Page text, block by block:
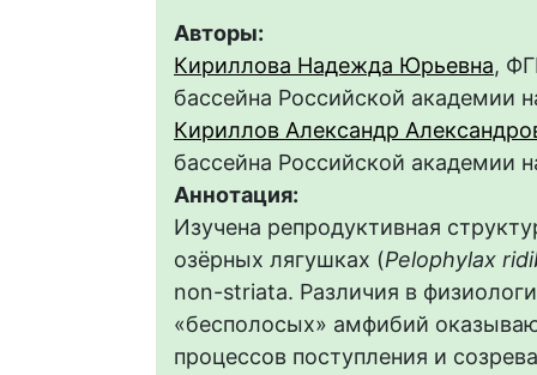
Авторы:
Кириллова Надежда Юрьевна,
бассейна Российской
Кириллов Александр
бассейна Российской
Аннотация:
Изучена репродуктивная
озёрных лягушках (Pelophylax
non-striata. Различия в
«бесполосых» амфибий
процессов поступления и